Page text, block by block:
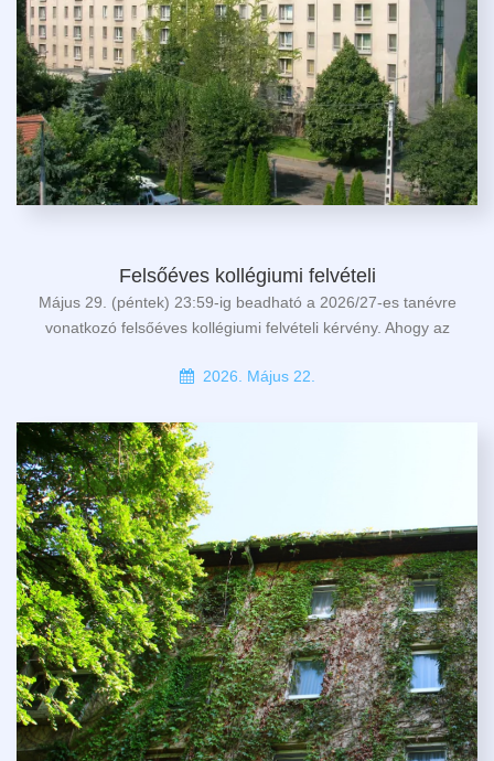
Felsőéves kollégiumi felvételi
Május 29. (péntek) 23:59-ig beadható a 2026/27-es tanévre
vonatkozó felsőéves kollégiumi felvételi kérvény. Ahogy az
2026. Május 22.